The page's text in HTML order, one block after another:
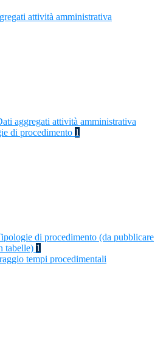
attività amministrativa
aggregati attività amministrativa
di procedimento 1
di procedimento (da pubblicare
tabelle) 1
tempi procedimentali